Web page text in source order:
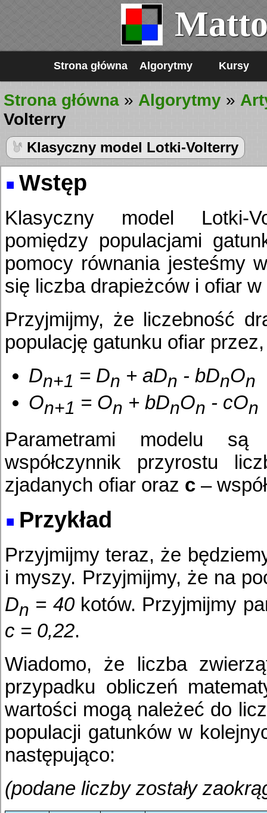
Strona główna Algorytmy Kursy
Strona główna » Algorytmy »
Volterry
Klasyczny model Lotki-Volterry
Wstęp
Klasyczny model Lotki-
pomiędzy populacjami
pomocy równania jesteśmy
się liczba drapieżców i ofiar
Przyjmijmy, że liczebność
populację gatunku ofiar
Dn+1 = Dn + aDn - bDnOn
On+1 = On + bDnOn - cOn
Parametrami modelu
współczynnik przyrostu
zjadanych ofiar oraz c –
Przykład
Przyjmijmy teraz, że
i myszy. Przyjmijmy, że na
Dn = 40kotów. Przyjmijmy
c = 0,22.
Wiadomo, że liczba
przypadku obliczeń
wartości mogą należeć do
populacji gatunków w
następująco:
(podane liczby zostały